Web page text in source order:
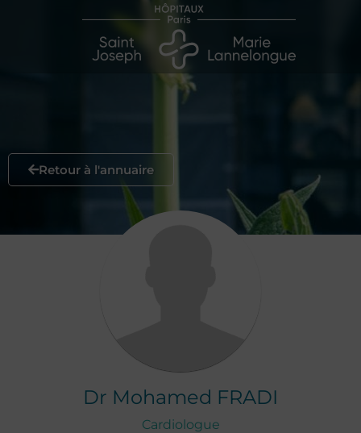
Retour à l'annuaire
Dr Mohamed FRADI
Cardiologue